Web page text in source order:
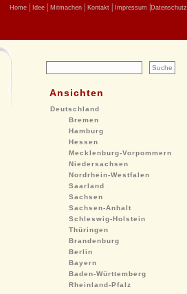
Home Idee Mitmachen Kontakt Impressum Datenschutz
Ansichten
Deutschland
Bremen
Hamburg
Hessen
Mecklenburg-Vorpommern
Niedersachsen
Nordrhein-Westfalen
Saarland
Sachsen
Sachsen-Anhalt
Schleswig-Holstein
Thüringen
Brandenburg
Berlin
Bayern
Baden-Württemberg
Rheinland-Pfalz